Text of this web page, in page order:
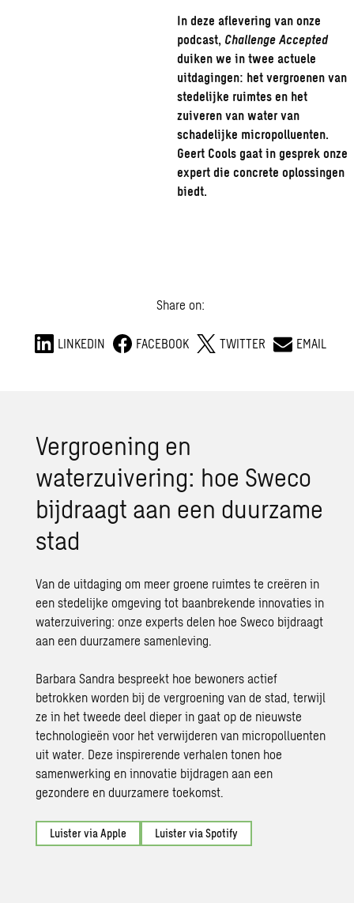
In deze aflevering van onze
podcast, Challenge Accepted
duiken we in twee actuele
uitdagingen: het vergroenen van
stedelijke ruimtes en het
zuiveren van water van
schadelijke micropolluenten.
Geert Cools gaat in gesprek onze
expert die concrete oplossingen
biedt.
Share on:
LINKEDIN FACEBOOK TWITTER EMAIL
Vergroening en
waterzuivering: hoe Sweco
bijdraagt aan een duurzame
stad
Van de uitdaging om meer groene ruimtes te creëren in
een stedelijke omgeving tot baanbrekende innovaties in
waterzuivering: onze experts delen hoe Sweco bijdraagt
aan een duurzamere samenleving.
Barbara Sandra bespreekt hoe bewoners actief
betrokken worden bij de vergroening van de stad, terwijl
ze in het tweede deel dieper in gaat op de nieuwste
technologieën voor het verwijderen van micropolluenten
uit water. Deze inspirerende verhalen tonen hoe
samenwerking en innovatie bijdragen aan een
gezondere en duurzamere toekomst.
Luister via Apple Luister via Spotify